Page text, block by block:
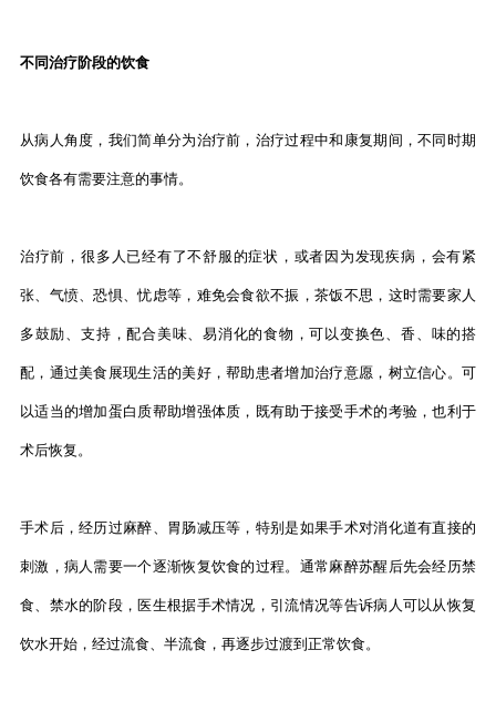
不同治疗阶段的饮食
从病人角度，我们简单分为治疗前，治疗过程中和康复期间，不同时期
饮食各有需要注意的事情。
治疗前，很多人已经有了不舒服的症状，或者因为发现疾病，会有紧
张、气愤、恐惧、忧虑等，难免会食欲不振，茶饭不思，这时需要家人
多鼓励、支持，配合美味、易消化的食物，可以变换色、香、味的搭
配，通过美食展现生活的美好，帮助患者增加治疗意愿，树立信心。可
以适当的增加蛋白质帮助增强体质，既有助于接受手术的考验，也利于
术后恢复。
手术后，经历过麻醉、胃肠减压等，特别是如果手术对消化道有直接的
刺激，病人需要一个逐渐恢复饮食的过程。通常麻醉苏醒后先会经历禁
食、禁水的阶段，医生根据手术情况，引流情况等告诉病人可以从恢复
饮水开始，经过流食、半流食，再逐步过渡到正常饮食。